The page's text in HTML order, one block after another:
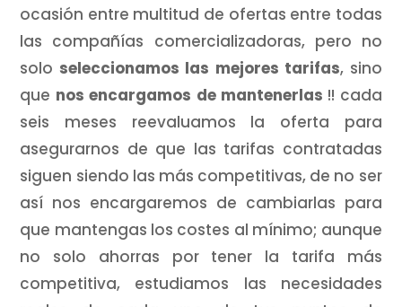
ocasión entre multitud de ofertas entre todas
las compañías comercializadoras, pero no
solo seleccionamos las mejores tarifas, sino
que nos encargamos de mantenerlas !! cada
seis meses reevaluamos la oferta para
asegurarnos de que las tarifas contratadas
siguen siendo las más competitivas, de no ser
así nos encargaremos de cambiarlas para
que mantengas los costes al mínimo; aunque
no solo ahorras por tener la tarifa más
competitiva, estudiamos las necesidades